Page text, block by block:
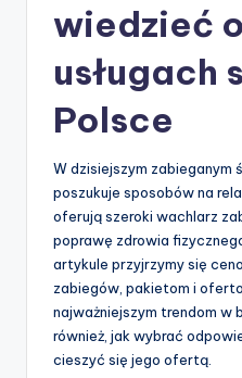
wiedzieć
usługach
Polsce
W dzisiejszym zabieganym
poszukuje sposobów na
oferują szeroki wachlarz
poprawę zdrowia
artykule przyjrzymy się
zabiegów, pakietom i
najważniejszym trendom w
również, jak wybrać
cieszyć się jego ofertą.